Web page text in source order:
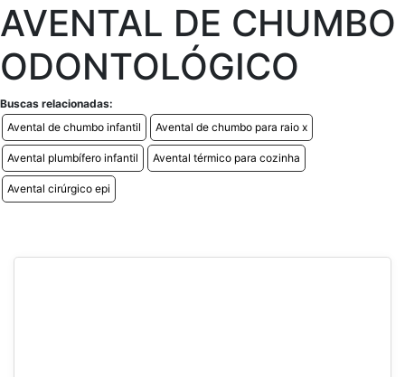
AVENTAL DE CHUMBO
ODONTOLÓGICO
Buscas relacionadas:
Avental de chumbo infantil
Avental de chumbo para raio x
Avental plumbífero infantil Avental térmico para cozinha
Avental cirúrgico epi